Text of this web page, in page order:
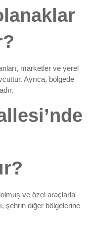
marketler ve yerel
Ayrıca, bölgede
ve özel araçlarla
şehrin diğer bölgelerine